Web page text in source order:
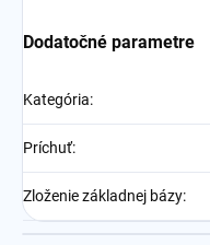
Dodatočné parametre
Kategória:
Príchuť:
Zloženie základnej bázy: